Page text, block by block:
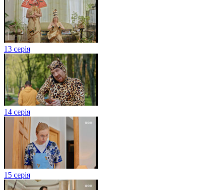
13 серія
14 серія
15 серія